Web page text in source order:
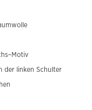
der linken Schulter